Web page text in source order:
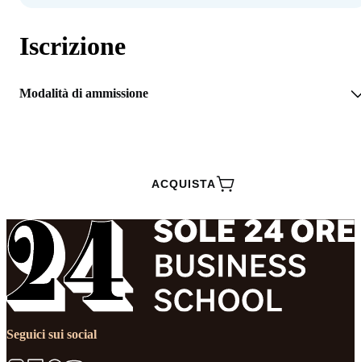
Iscrizione
Modalità di ammissione
ACQUISTA
Seguici sui social